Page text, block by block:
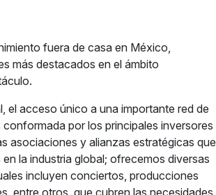
fuera de casa en México,
más destacados en el ámbito
el acceso único a una importante red de
por los principales inversores
asociaciones y alianzas estratégicas que
la industria global; ofrecemos diversas
incluyen conciertos, producciones